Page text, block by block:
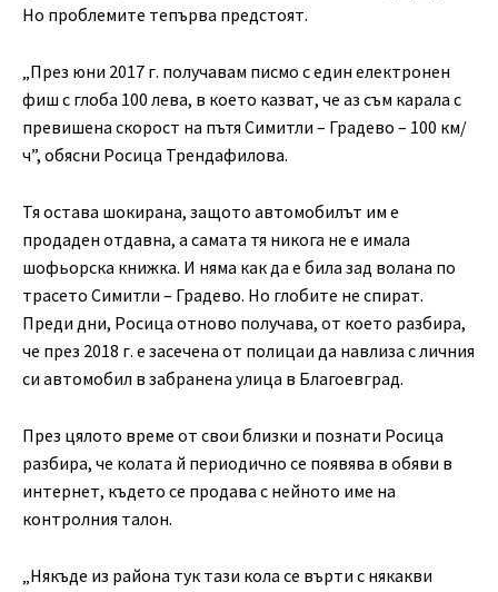
Но проблемите тепърва предстоят.
„През юни 2017 г. получавам писмо с един електронен
фиш с глоба 100 лева, в което казват, че аз съм карала с
превишена скорост на пътя Симитли – Градево – 100 км/
ч”, обясни Росица Трендафилова.
Тя остава шокирана, защото автомобилът им е
продаден отдавна, а самата тя никога не е имала
шофьорска книжка. И няма как да е била зад волана по
трасето Симитли – Градево. Но глобите не спират.
Преди дни, Росица отново получава, от което разбира,
че през 2018 г. е засечена от полицаи да навлиза с личния
си автомобил в забранена улица в Благоевград.
През цялото време от свои близки и познати Росица
разбира, че колата й периодично се появява в обяви в
интернет, където се продава с нейното име на
контролния талон.
„Някъде из района тук тази кола се върти с някакви